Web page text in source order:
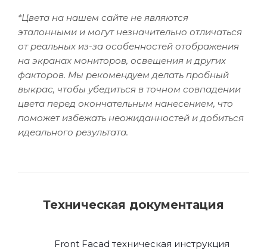
*Цвета на нашем сайте не являются
эталонными и могут незначительно отличаться
от реальных из-за особенностей отображения
на экранах мониторов, освещения и других
факторов. Мы рекомендуем делать пробный
выкрас, чтобы убедиться в точном совпадении
цвета перед окончательным нанесением, что
поможет избежать неожиданностей и добиться
идеального результата.
Техническая документация
Front Facad техническая инструкция